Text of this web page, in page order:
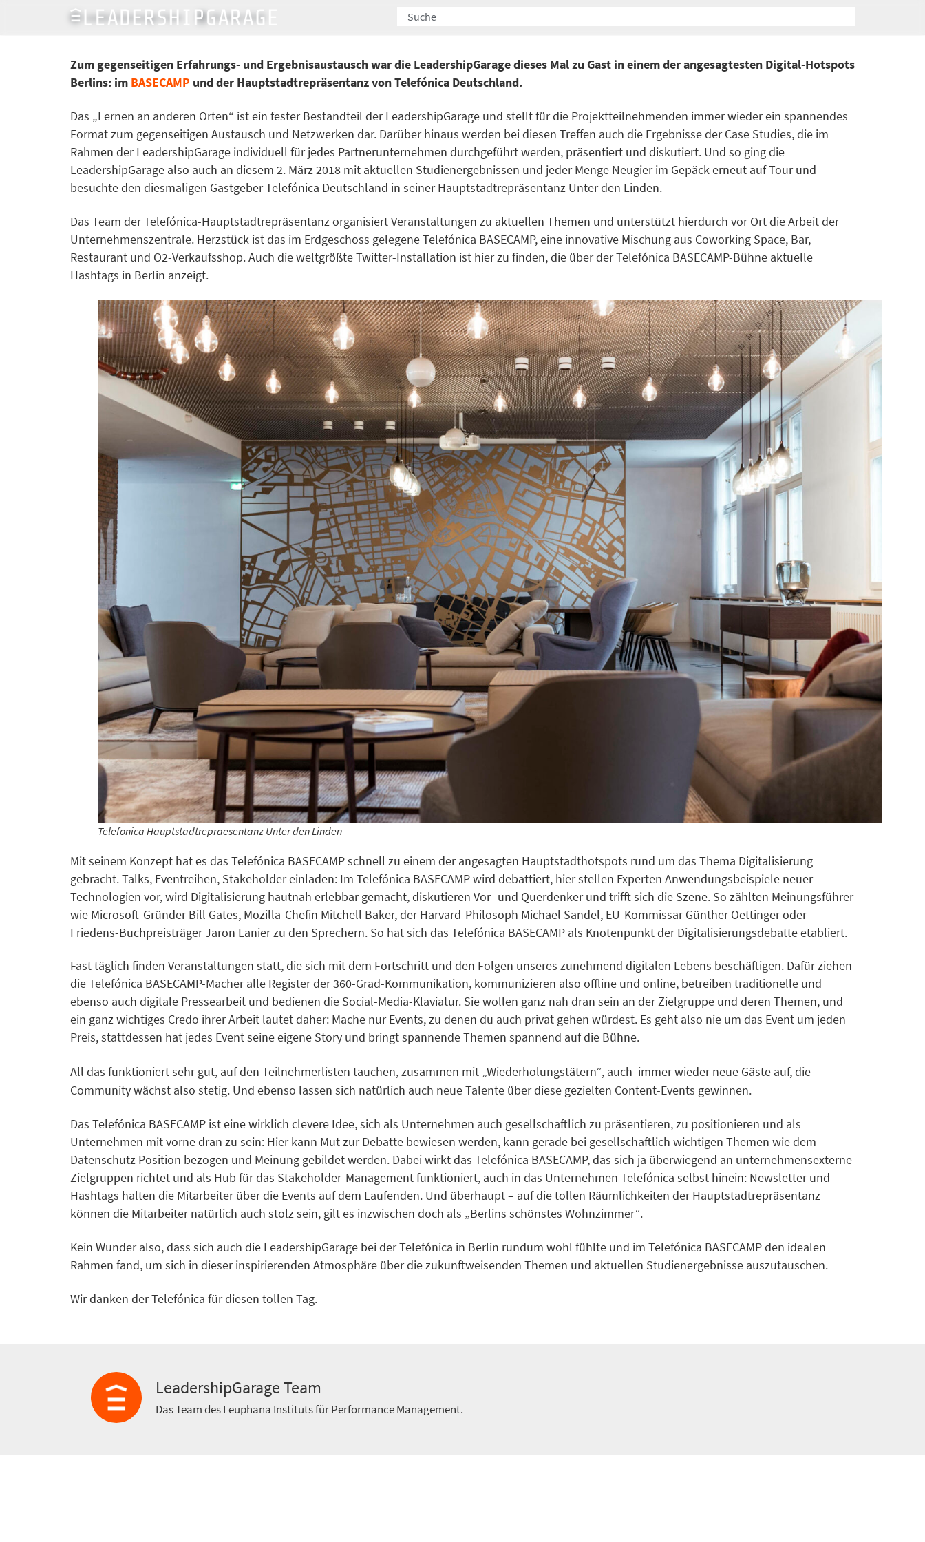
LeadershipGarage Team 28. März 2018
Zum gegenseitigen Erfahrungs- und Ergebnisaustausch war die LeadershipGarage dieses Mal zu Gast in einem der angesagtesten Digital-Hotspots
Berlins: im BASECAMP und der Hauptstadtrepräsentanz von Telefónica Deutschland.
Das „Lernen an anderen Orten“ ist ein fester Bestandteil der LeadershipGarage und stellt für die Projektteilnehmenden immer wieder ein spannendes
Format zum gegenseitigen Austausch und Netzwerken dar. Darüber hinaus werden bei diesen Treffen auch die Ergebnisse der Case Studies, die im
Rahmen der LeadershipGarage individuell für jedes Partnerunternehmen durchgeführt werden, präsentiert und diskutiert. Und so ging die
LeadershipGarage also auch an diesem 2. März 2018 mit aktuellen Studienergebnissen und jeder Menge Neugier im Gepäck erneut auf Tour und
besuchte den diesmaligen Gastgeber Telefónica Deutschland in seiner Hauptstadtrepräsentanz Unter den Linden.
Das Team der Telefónica-Hauptstadtrepräsentanz organisiert Veranstaltungen zu aktuellen Themen und unterstützt hierdurch vor Ort die Arbeit der
Unternehmenszentrale. Herzstück ist das im Erdgeschoss gelegene Telefónica BASECAMP, eine innovative Mischung aus Coworking Space, Bar,
Restaurant und O2-Verkaufsshop. Auch die weltgrößte Twitter-Installation ist hier zu finden, die über der Telefónica BASECAMP-Bühne aktuelle
Hashtags in Berlin anzeigt.
Telefonica Hauptstadtrepraesentanz Unter den Linden
Mit seinem Konzept hat es das Telefónica BASECAMP schnell zu einem der angesagten Hauptstadthotspots rund um das Thema Digitalisierung
gebracht. Talks, Eventreihen, Stakeholder einladen: Im Telefónica BASECAMP wird debattiert, hier stellen Experten Anwendungsbeispiele neuer
Technologien vor, wird Digitalisierung hautnah erlebbar gemacht, diskutieren Vor- und Querdenker und trifft sich die Szene. So zählten Meinungsführer
wie Microsoft-Gründer Bill Gates, Mozilla-Chefin Mitchell Baker, der Harvard-Philosoph Michael Sandel, EU-Kommissar Günther Oettinger oder
Friedens-Buchpreisträger Jaron Lanier zu den Sprechern. So hat sich das Telefónica BASECAMP als Knotenpunkt der Digitalisierungsdebatte etabliert.
Fast täglich finden Veranstaltungen statt, die sich mit dem Fortschritt und den Folgen unseres zunehmend digitalen Lebens beschäftigen. Dafür ziehen
die Telefónica BASECAMP-Macher alle Register der 360-Grad-Kommunikation, kommunizieren also offline und online, betreiben traditionelle und
ebenso auch digitale Pressearbeit und bedienen die Social-Media-Klaviatur. Sie wollen ganz nah dran sein an der Zielgruppe und deren Themen, und
ein ganz wichtiges Credo ihrer Arbeit lautet daher: Mache nur Events, zu denen du auch privat gehen würdest. Es geht also nie um das Event um jeden
Preis, stattdessen hat jedes Event seine eigene Story und bringt spannende Themen spannend auf die Bühne.
All das funktioniert sehr gut, auf den Teilnehmerlisten tauchen, zusammen mit „Wiederholungstätern“, auch immer wieder neue Gäste auf, die
Community wächst also stetig. Und ebenso lassen sich natürlich auch neue Talente über diese gezielten Content-Events gewinnen.
Das Telefónica BASECAMP ist eine wirklich clevere Idee, sich als Unternehmen auch gesellschaftlich zu präsentieren, zu positionieren und als
Unternehmen mit vorne dran zu sein: Hier kann Mut zur Debatte bewiesen werden, kann gerade bei gesellschaftlich wichtigen Themen wie dem
Datenschutz Position bezogen und Meinung gebildet werden. Dabei wirkt das Telefónica BASECAMP, das sich ja überwiegend an unternehmensexterne
Zielgruppen richtet und als Hub für das Stakeholder-Management funktioniert, auch in das Unternehmen Telefónica selbst hinein: Newsletter und
Hashtags halten die Mitarbeiter über die Events auf dem Laufenden. Und überhaupt – auf die tollen Räumlichkeiten der Hauptstadtrepräsentanz
können die Mitarbeiter natürlich auch stolz sein, gilt es inzwischen doch als „Berlins schönstes Wohnzimmer“.
Kein Wunder also, dass sich auch die LeadershipGarage bei der Telefónica in Berlin rundum wohl fühlte und im Telefónica BASECAMP den idealen
Rahmen fand, um sich in dieser inspirierenden Atmosphäre über die zukunftweisenden Themen und aktuellen Studienergebnisse auszutauschen.
Wir danken der Telefónica für diesen tollen Tag.
LeadershipGarage Team
Das Team des Leuphana Instituts für Performance Management.